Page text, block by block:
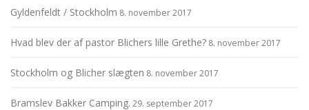
Gyldenfeldt / Stockholm 8. november 2017
Hvad blev der af pastor Blichers lille Grethe? 8. november 2017
Stockholm og Blicher slægten 8. november 2017
Bramslev Bakker Camping. 29. september 2017